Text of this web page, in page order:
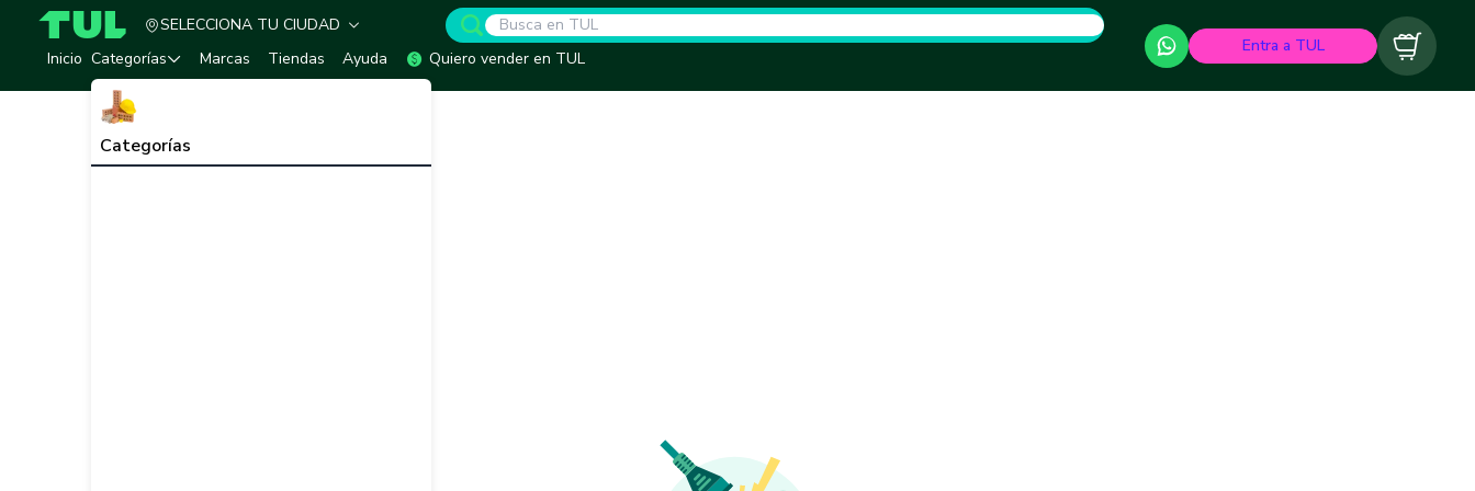
TUL - Tu Marketplace de Construcción
SELECCIONA TU CIUDAD
Inicio Categorías
Categorías
Marcas Tiendas Ayuda Quiero vender en TUL
Entra a TUL Carrito